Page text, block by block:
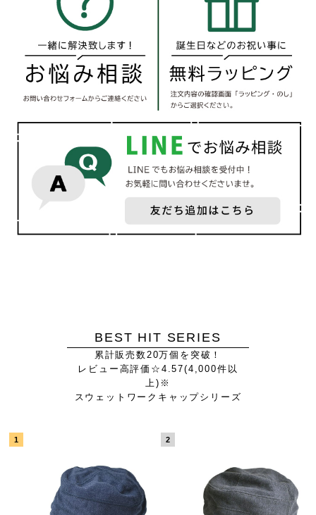
BEST HIT SERIES
累計販売数20万個を突破！
レビュー高評価☆4.57(4,000件以
上)※
スウェットワークキャップシリーズ